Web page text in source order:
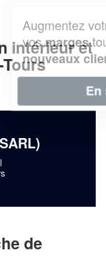
intérieur et
de
d'affaireset
de